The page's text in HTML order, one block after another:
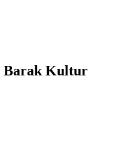
Barak Kultur